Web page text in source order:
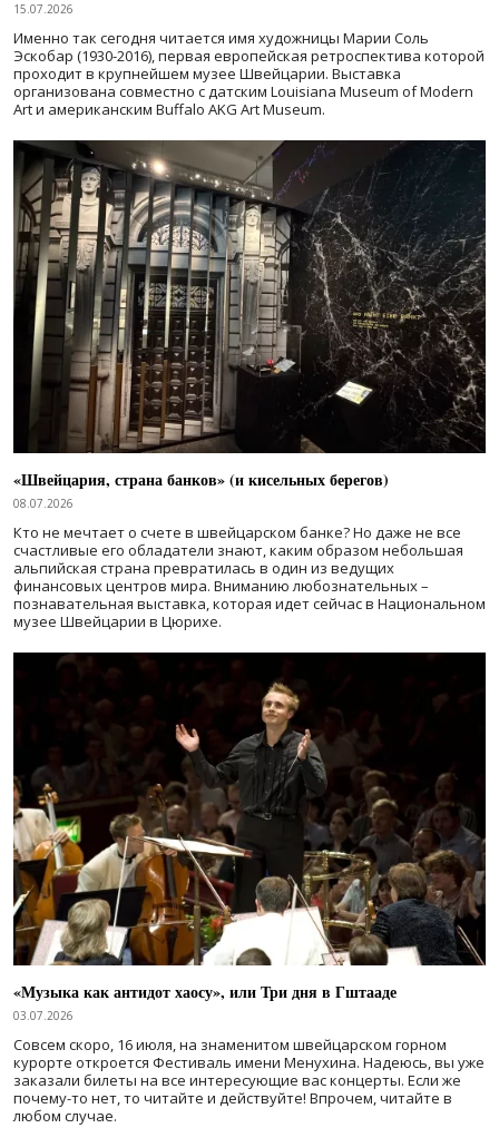
15.07.2026
Именно так сегодня читается имя художницы Марии Соль
Эскобар (1930-2016), первая европейская ретроспектива которой
проходит в крупнейшем музее Швейцарии. Выставка
организована совместно с датским Louisiana Museum of Modern
Art и американским Buffalo AKG Art Museum.
«Швейцария, страна банков» (и кисельных берегов)
08.07.2026
Кто не мечтает о счете в швейцарском банке? Но даже не все
счастливые его обладатели знают, каким образом небольшая
альпийская страна превратилась в один из ведущих
финансовых центров мира. Вниманию любознательных –
познавательная выставка, которая идет сейчас в Национальном
музее Швейцарии в Цюрихе.
«Музыка как антидот хаосу», или Три дня в Гштааде
03.07.2026
Совсем скоро, 16 июля, на знаменитом швейцарском горном
курорте откроется Фестиваль имени Менухина. Надеюсь, вы уже
заказали билеты на все интересующие вас концерты. Если же
почему-то нет, то читайте и действуйте! Впрочем, читайте в
любом случае.